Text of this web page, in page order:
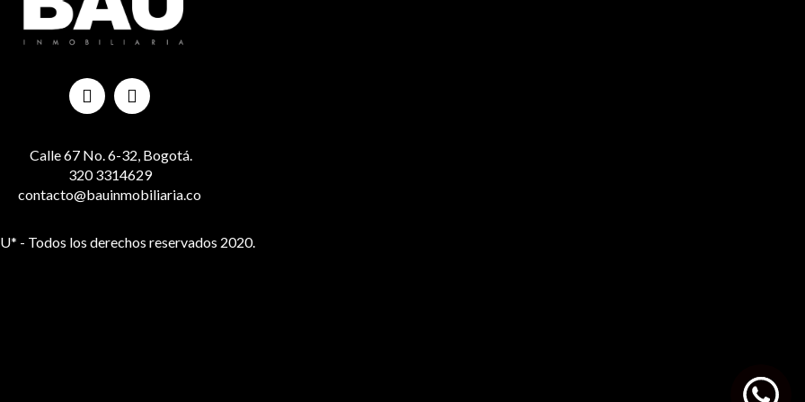
Calle 67 No. 6-32, Bogotá.
320 3314629
contacto@bauinmobiliaria.co
- Todos los derechos reservados 2020.